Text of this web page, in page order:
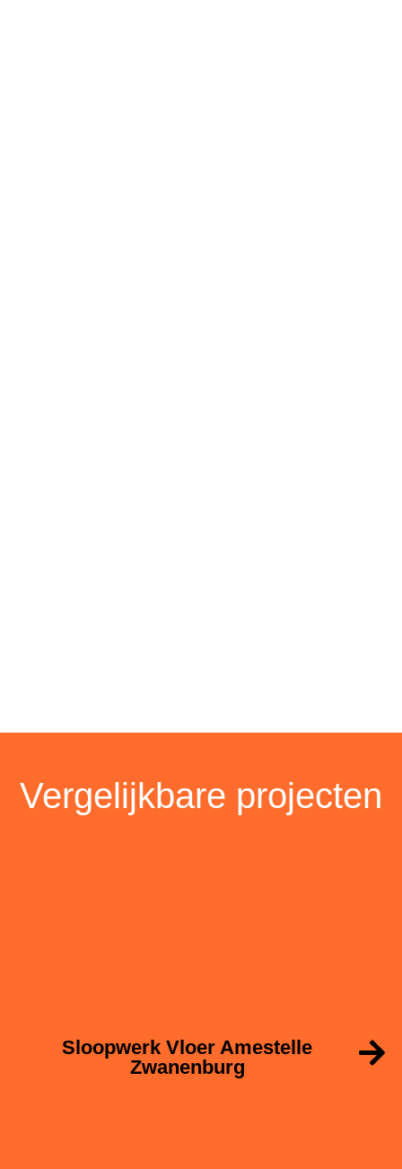
Vergelijkbare projecten
Sloopwerk Vloer Amestelle
Zwanenburg